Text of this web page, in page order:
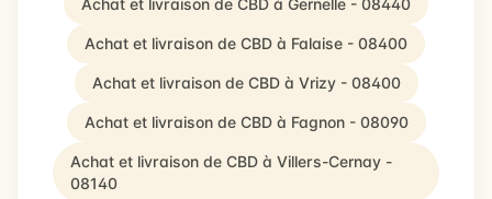
Achat et livraison de CBD à Gernelle - 08440
Achat et livraison de CBD à Falaise - 08400
Achat et livraison de CBD à Vrizy - 08400
Achat et livraison de CBD à Fagnon - 08090
Achat et livraison de CBD à Villers-Cernay -
08140